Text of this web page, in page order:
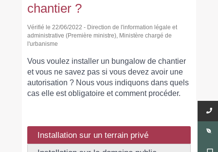
chantier ?
Vérifié le 22/06/2022 - Direction de l'information légale et
administrative (Première ministre), Ministère chargé de
l'urbanisme
Vous voulez installer un bungalow de chantier
et vous ne savez pas si vous devez avoir une
autorisation ? Nous vous indiquons dans quels
cas elle est obligatoire et comment procéder.
Installation sur un terrain privé